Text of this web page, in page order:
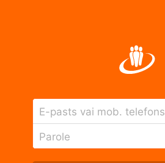
E-pasts vai mob. telefons
Parole